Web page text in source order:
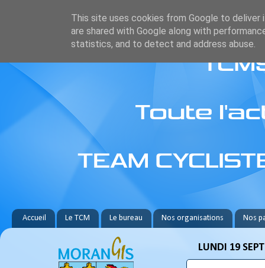
Accueil Le TCM Le bureau Nos organisations Nos
LUNDI 19
This site uses cookies from Google to deliver
are shared with Google along with
statistics, and to detect and address abuse.